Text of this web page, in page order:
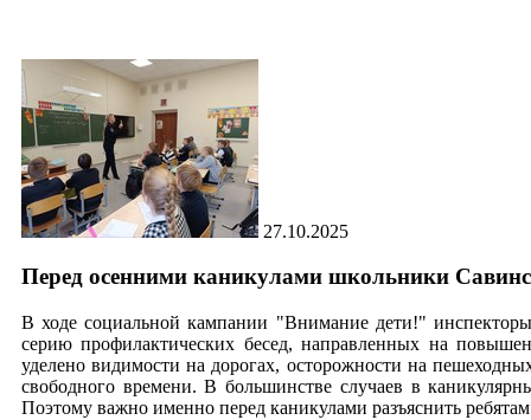
27.10.2025
Перед осенними каникулами школьники
В ходе социальной кампании "Внимание дети!"
серию профилактических бесед, направленных на
уделено видимости на дорогах, осторожности на
свободного времени. В большинстве случаев в
Поэтому важно именно перед каникулами разъяснить